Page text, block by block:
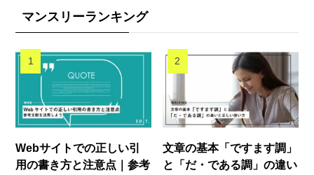
マンスリーランキング
Webサイトでの正しい引
用の書き方と注意点｜参考
文章の基本「ですます調」
と「だ・である調」の違い